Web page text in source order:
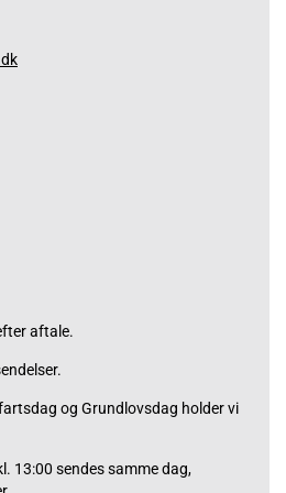
aftale.
og Grundlovsdag holder vi
13:00 sendes samme dag,